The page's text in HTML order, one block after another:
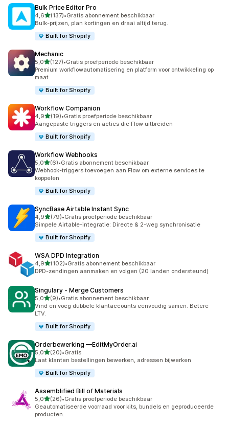
Bulk Price Editor Pro
4,6van 5 sterren
(137)
137 recensies in totaal
•Gratis abonnement beschikbaar
Bulk-prijzen, plan kortingen en draai altijd terug.
Built for Shopify
Mechanic
5,0van 5 sterren
(127)
127 recensies in totaal
•Gratis proefperiode beschikbaar
Premium workflowautomatisering en platform voor ontwikkeling op
maat
Built for Shopify
Workflow Companion
4,9van 5 sterren
(19)
19 recensies in totaal
•Gratis proefperiode beschikbaar
Aangepaste triggers en acties die Flow uitbreiden
Built for Shopify
Workflow Webhooks
5,0van 5 sterren
(6)
6 recensies in totaal
•Gratis abonnement beschikbaar
Webhook-triggers toevoegen aan Flow om externe services te
koppelen
Built for Shopify
SyncBase Airtable Instant Sync
4,9van 5 sterren
(79)
79 recensies in totaal
•Gratis proefperiode beschikbaar
Simpele Airtable-integratie: Directe & 2-weg synchronisatie
Built for Shopify
WSA DPD Integration
4,9van 5 sterren
(102)
102 recensies in totaal
•Gratis abonnement beschikbaar
DPD-zendingen aanmaken en volgen (20 landen ondersteund)
Singulary ‑ Merge Customers
5,0van 5 sterren
(9)
9 recensies in totaal
•Gratis abonnement beschikbaar
Vind en voeg dubbele klantaccounts eenvoudig samen. Betere
LTV.
Built for Shopify
Orderbewerking —EditMyOrder.ai
5,0van 5 sterren
(20)
20 recensies in totaal
•Gratis
Laat klanten bestellingen bewerken, adressen bijwerken
Built for Shopify
Assemblified Bill of Materials
5,0van 5 sterren
(26)
26 recensies in totaal
•Gratis proefperiode beschikbaar
Geautomatiseerde voorraad voor kits, bundels en geproduceerde
producten.